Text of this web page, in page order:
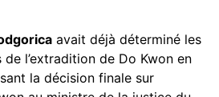
avait déjà déterminé les
l’extradition de Do Kwon en
la décision finale sur